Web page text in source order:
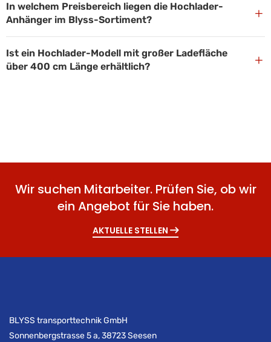
In welchem Preisbereich liegen die Hochlader-
Anhänger im Blyss-Sortiment?
+
Ist ein Hochlader-Modell mit großer Ladefläche
über 400 cm Länge erhältlich?
+
Wir suchen Mitarbeiter. Prüfen Sie, ob wir
ein Angebot für Sie haben.
AKTUELLE STELLEN
BLYSS transporttechnik GmbH
Sonnenbergstrasse 5 a, 38723 Seesen